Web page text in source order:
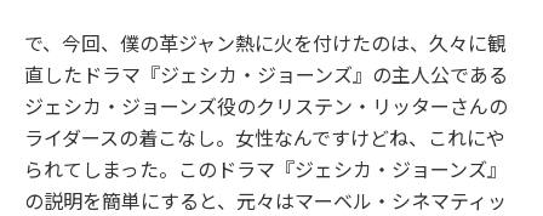
で、今回、僕の革ジャン熱に火を付けたのは、久々に観
直したドラマ『ジェシカ・ジョーンズ』の主人公である
ジェシカ・ジョーンズ役のクリステン・リッターさんの
ライダースの着こなし。女性なんですけどね、これにや
られてしまった。このドラマ『ジェシカ・ジョーンズ』
の説明を簡単にすると、元々はマーベル・シネマティッ